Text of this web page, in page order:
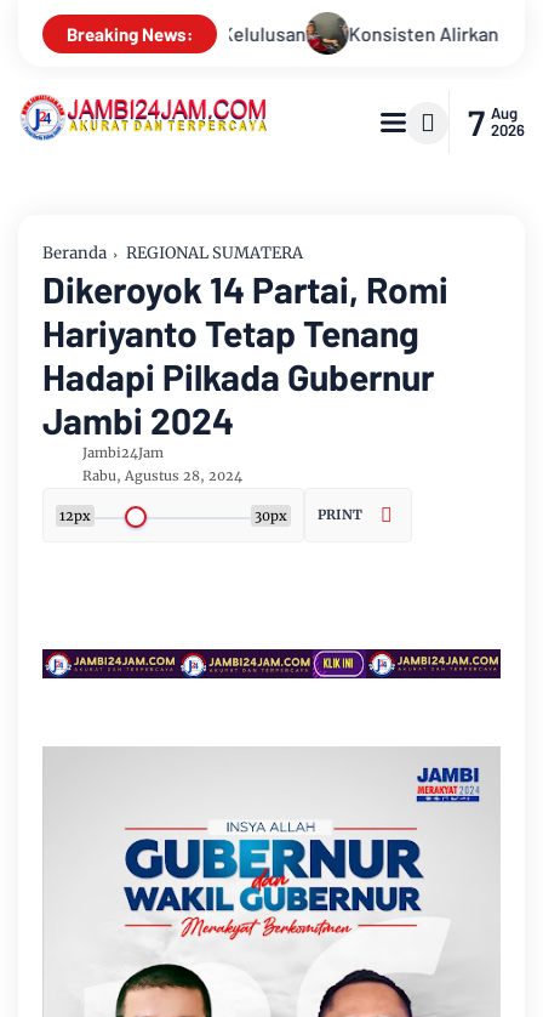
Breaking News:
Alirkan Kepedulian, Sinsen Gelar Donor Darah ke-23 dalam
7 Aug
2026
Beranda REGIONAL SUMATERA
Dikeroyok 14 Partai, Romi
Hariyanto Tetap Tenang
Hadapi Pilkada Gubernur
Jambi 2024
Jambi24Jam
Rabu, Agustus 28, 2024
12px 30px PRINT